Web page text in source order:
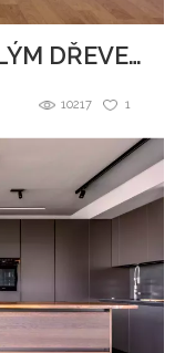
BÍLÁ KUCHYNĚ SE SVĚTLÝM DŘEVEM
1
10217